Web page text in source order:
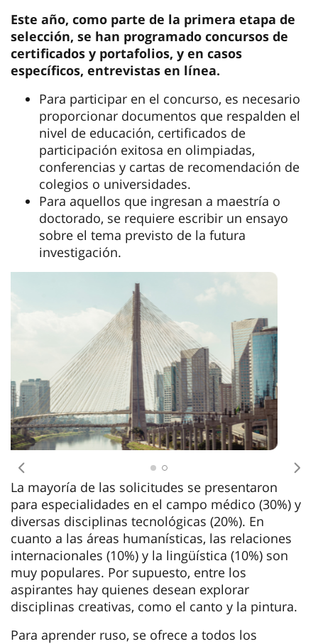
Este año, como parte de la primera etapa de
selección, se han programado concursos de
certificados y portafolios, y en casos
específicos, entrevistas en línea.
Para participar en el concurso, es necesario
proporcionar documentos que respalden el
nivel de educación, certificados de
participación exitosa en olimpiadas,
conferencias y cartas de recomendación de
colegios o universidades.
Para aquellos que ingresan a maestría o
doctorado, se requiere escribir un ensayo
sobre el tema previsto de la futura
investigación.
Anterior
La mayoría de las solicitudes se presentaron
para especialidades en el campo médico (30%) y
diversas disciplinas tecnológicas (20%). En
cuanto a las áreas humanísticas, las relaciones
internacionales (10%) y la lingüística (10%) son
muy populares. Por supuesto, entre los
aspirantes hay quienes desean explorar
disciplinas creativas, como el canto y la pintura.
Para aprender ruso, se ofrece a todos los
candidatos la posibilidad de recibir formación en
el curso preparatorio durante un año. Se espera
que el 65% de los solicitantes aprovechen esta
oportunidad. Naturalmente, si el aspirante ya
domina el ruso, puede comenzar sus estudios en
la especialidad después de pasar la selección, sin
perder tiempo en perfeccionar su preparación
lingüística.
Cabe señalar que a los candidatos de Brasil